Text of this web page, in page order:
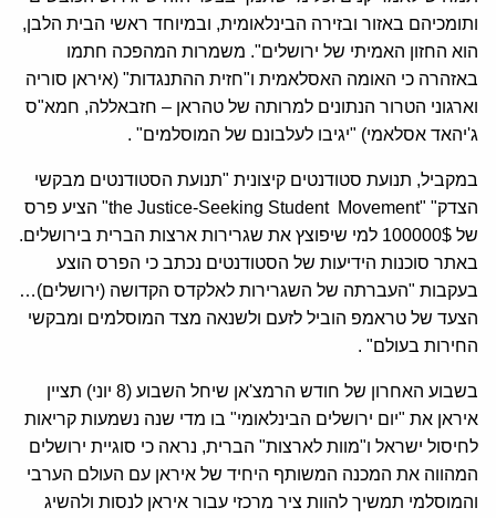
ותומכיהם באזור ובזירה הבינלאומית, ובמיוחד ראשי הבית הלבן,
הוא החזון האמיתי של ירושלים". משמרות המהפכה חתמו
באזהרה כי האומה האסלאמית ו"חזית ההתנגדות" (איראן סוריה
וארגוני הטרור הנתונים למרותה של טהראן – חזבאללה, חמא"ס
ג'יהאד אסלאמי) "יגיבו לעלבונם של המוסלמים" .
במקביל, תנועת סטודנטים קיצונית "תנועת הסטודנטים מבקשי
הצדק" "the Justice-Seeking Student Movement" הציע פרס
של 100000$ למי שיפוצץ את שגרירות ארצות הברית בירושלים.
באתר סוכנות הידיעות של הסטודנטים נכתב כי הפרס הוצע
בעקבות "העברתה של השגרירות לאלקדס הקדושה (ירושלים)…
הצעד של טראמפ הוביל לזעם ולשנאה מצד המוסלמים ומבקשי
החירות בעולם" .
בשבוע האחרון של חודש הרמצ'אן שיחל השבוע (8 יוני) תציין
איראן את "יום ירושלים הבינלאומי" בו מדי שנה נשמעות קריאות
לחיסול ישראל ו"מוות לארצות" הברית, נראה כי סוגיית ירושלים
המהווה את המכנה המשותף היחיד של איראן עם העולם הערבי
והמוסלמי תמשיך להוות ציר מרכזי עבור איראן לנסות ולהשיג